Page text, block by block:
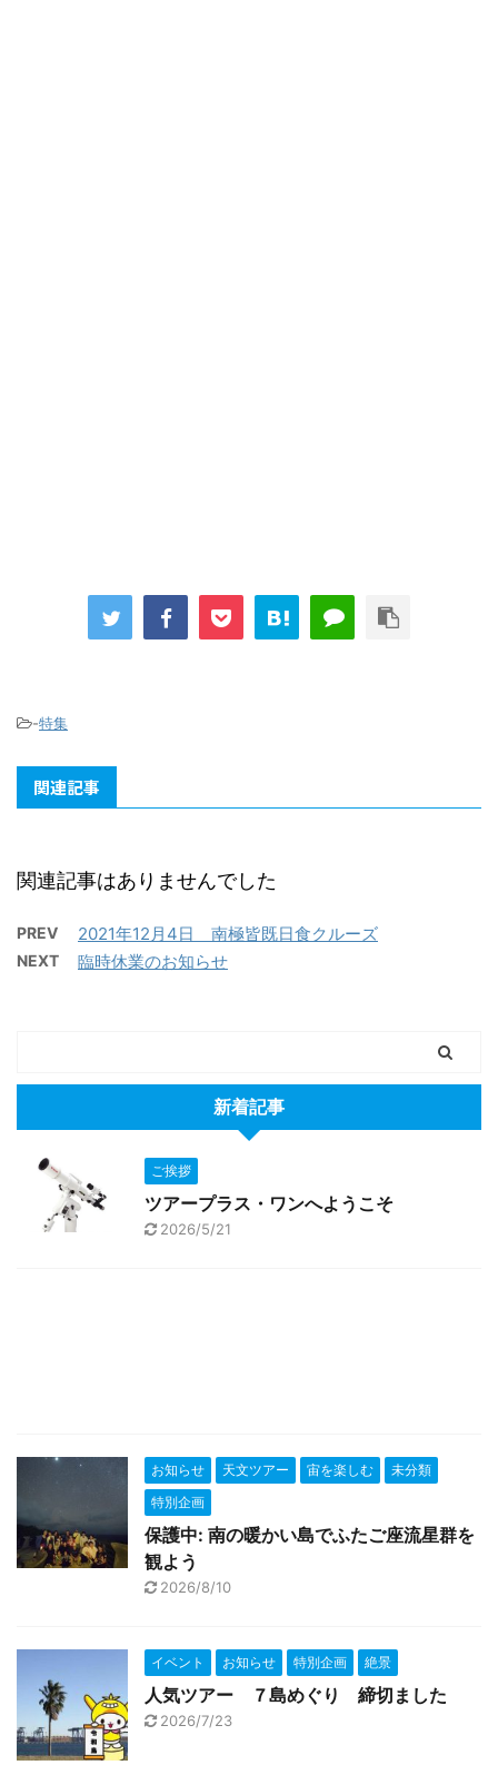
-特集
関連記事
関連記事はありませんでした
PREV 2021年12月4日 南極皆既日食クルーズ
NEXT 臨時休業のお知らせ
新着記事
ご挨拶
ツアープラス・ワンへようこそ
2026/5/21
お知らせ 天文ツアー 宙を楽しむ
未分類
特別企画
保護中: 南の暖かい島でふたご座流星群を
観よう
2026/8/10
イベント お知らせ 特別企画 絶景
人気ツアー ７島めぐり 締切ました
2026/7/23